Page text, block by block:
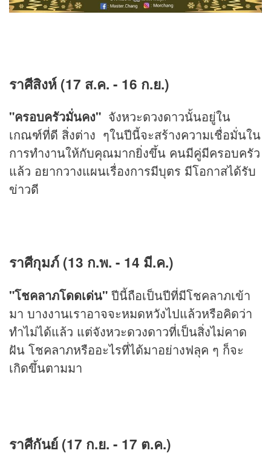
ราศีสิงห์ (17 ส.ค. - 16 ก.ย.)
"ครอบครัวมั่นคง" จังหวะดวงดาวนั้นอยู่ใน
เกณฑ์ที่ดี สิ่งต่าง ๆในปีนี้จะสร้างความเชื่อมั่นใน
การทำงานให้กับคุณมากยิ่งขึ้น คนมีคู่มีครอบครัว
แล้ว อยากวางแผนเรื่องการมีบุตร มีโอกาสได้รับ
ข่าวดี
ราศีกุมภ์ (13 ก.พ. - 14 มี.ค.)
"โชคลาภโดดเด่น" ปีนี้ถือเป็นปีที่มีโชคลาภเข้า
มา บางงานเราอาจจะหมดหวังไปแล้วหรือคิดว่า
ทำไม่ได้แล้ว แต่จังหวะดวงดาวที่เป็นสิ่งไม่คาด
ฝัน โชคลาภหรืออะไรที่ได้มาอย่างฟลุค ๆ ก็จะ
เกิดขึ้นตามมา
ราศีกันย์ (17 ก.ย. - 17 ต.ค.)